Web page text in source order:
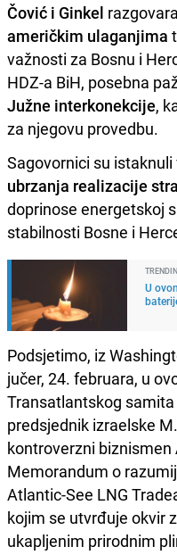
Čović i Ginkel
američkim ulaganjima
važnosti za Bosnu i
HDZ-a BiH, posebna
Južne interkonekcije,
za njegovu provedbu.
Sagovornici su
ubrzanja realizacije
doprinose energetskoj
stabilnosti Bosne i
U
Podsjetimo, iz
jučer, 24. februara, u
Transatlantskog
predsjednik izraelske
kontroverzni biznismen
Memorandum o
Atlantic-See LNG
kojim se utvrđuje okvir
ukapljenim prirodnim